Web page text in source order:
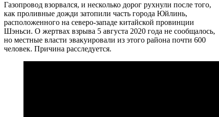
Газопровод взорвался, и несколько дорог рухнули после того,
как проливные дожди затопили часть города Юйлинь,
расположенного на северо-западе китайской провинции
Шэньси. О жертвах взрыва 5 августа 2020 года не сообщалось,
но местные власти эвакуировали из этого района почти 600
человек. Причина расследуется.